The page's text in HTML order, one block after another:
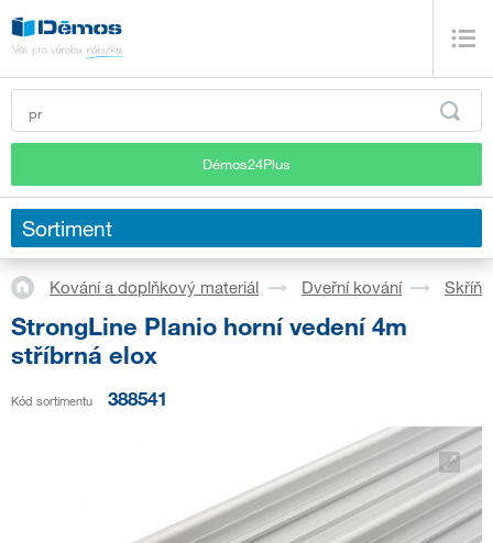
Démos24Plus
Sortiment
Kování a doplňkový materiál Dveřní kování
StrongLine Planio horní vedení 4m
stříbrná elox
Kód sortimentu 388541